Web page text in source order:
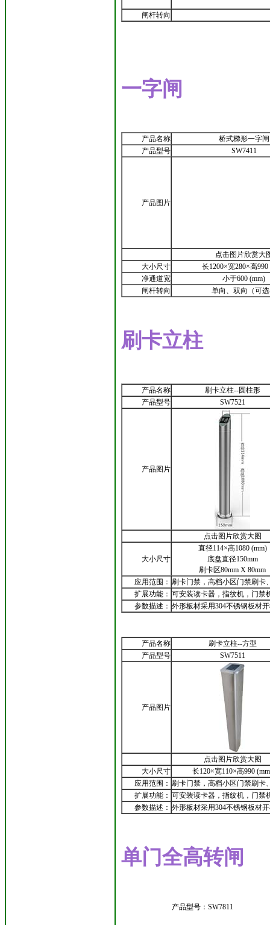
闸杆转向
一字闸
产品名称
桥式梯形一字闸
产品型号
SW7411
产品图片
点击图片欣赏大
大小尺寸
长1200×宽280×高990
净通道宽
小于600 (mm)
闸杆转向
单向、双向（可
刷卡立柱
产品名称
刷卡立柱--圆柱形
产品型号
SW7521
产品图片
点击图片欣赏大图
大小尺寸
直径114×高1080 (mm)
底盘直径150mm
刷卡区80mm X 80mm
应用范围： 刷卡门禁，高档小区门禁刷卡
扩展功能： 可安装读卡器，指纹机，门禁
参数描述： 外形板材采用304不锈钢板材
产品名称
刷卡立柱--方型
产品型号
SW7511
产品图片
点击图片欣赏大图
大小尺寸
长120×宽110×高990
应用范围： 刷卡门禁，高档小区门禁刷卡
扩展功能： 可安装读卡器，指纹机，门禁
参数描述： 外形板材采用304不锈钢板材
单门全高转闸
产品型号：SW7811